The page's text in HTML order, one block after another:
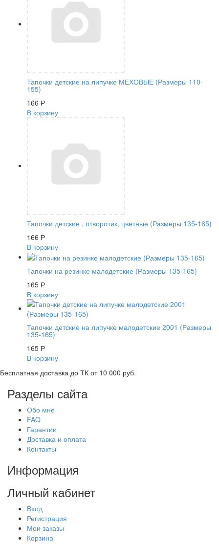
Тапочки детские на липучке МЕХОВЫЕ (Размеры 110-
155)
166 Р
В корзину
Тапочки детские , отворотик, цветные (Размеры 135-165)
166 Р
В корзину
Тапочки на резинке малодетские (Размеры 135-165)
165 Р
В корзину
Тапочки детские на липучке малодетские 2001 (Размеры
135-165)
165 Р
В корзину
Бесплатная доставка до ТК от 10 000 руб.
Разделы сайта
Обо мне
FAQ
Гарантии
Доставка и оплата
Контакты
Информация
Личный кабинет
Вход
Регистрация
Мои заказы
Корзина